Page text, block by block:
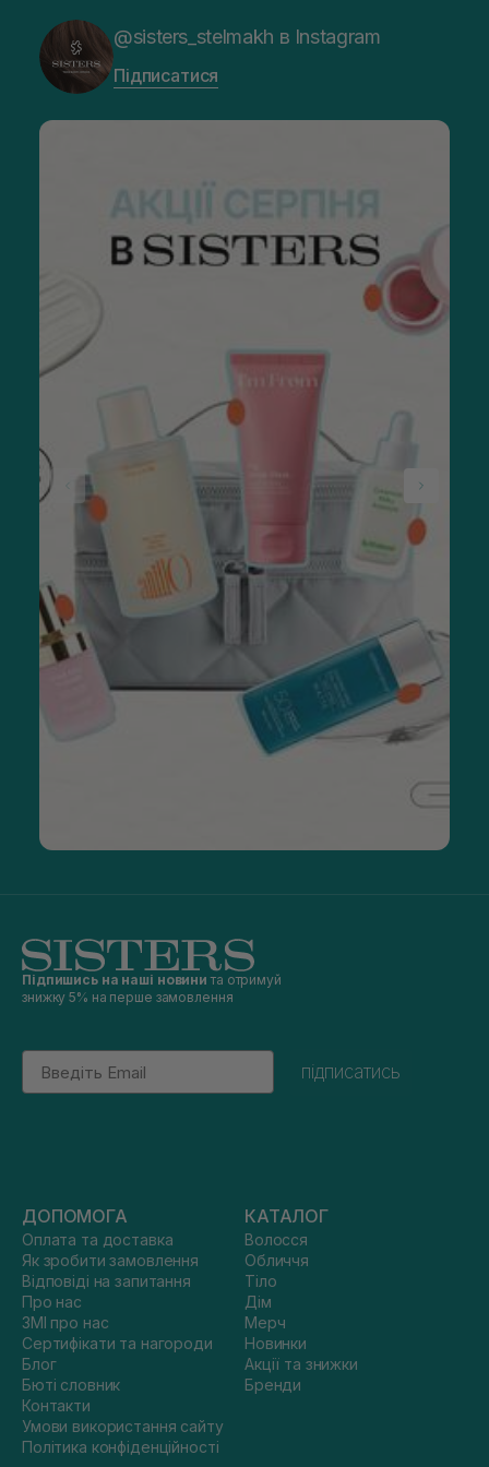
@sisters_stelmakh в Instagram
Підписатися
Підпишись на наші новини та отримуй
знижку 5% на перше замовлення
Email
підписатись
ДОПОМОГА
Оплата та доставка
Як зробити замовлення
Відповіді на запитання
Про нас
ЗМІ про нас
Сертифікати та нагороди
Блог
Бюті словник
Контакти
Умови використання сайту
Політика конфіденційності
КАТАЛОГ
Волосся
Обличчя
Тіло
Дім
Мерч
Новинки
Акції та знижки
Бренди